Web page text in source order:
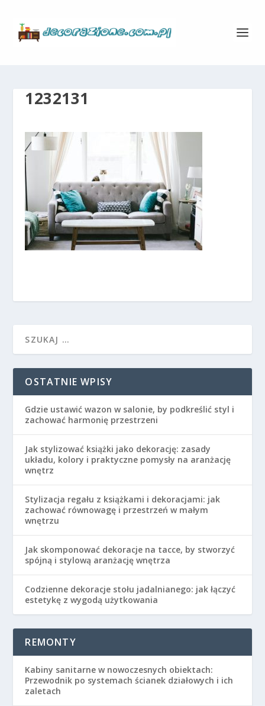
1232131
OSTATNIE WPISY
Gdzie ustawić wazon w salonie, by podkreślić styl i
zachować harmonię przestrzeni
Jak stylizować książki jako dekorację: zasady
układu, kolory i praktyczne pomysły na aranżację
wnętrz
Stylizacja regału z książkami i dekoracjami: jak
zachować równowagę i przestrzeń w małym
wnętrzu
Jak skomponować dekoracje na tacce, by stworzyć
spójną i stylową aranżację wnętrza
Codzienne dekoracje stołu jadalnianego: jak łączyć
estetykę z wygodą użytkowania
REMONTY
Kabiny sanitarne w nowoczesnych obiektach:
Przewodnik po systemach ścianek działowych i ich
zaletach